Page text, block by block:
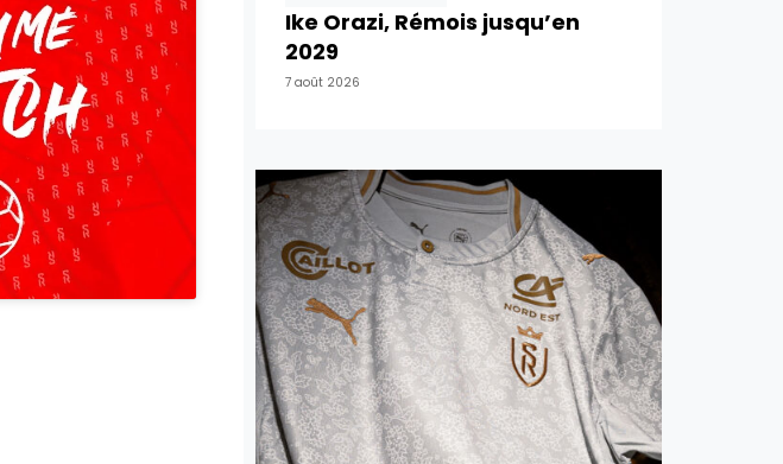
Ike Orazi, Rémois jusqu’en
2029
7 août 2026